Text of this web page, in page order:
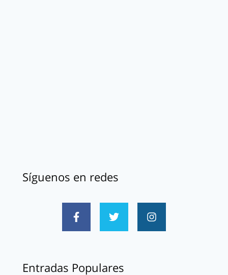
Síguenos en redes
Entradas Populares